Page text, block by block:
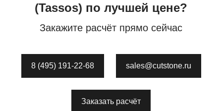
(Tassos) по лучшей цене?
Закажите расчёт прямо сейчас
8 (495) 191-22-68 sales@cutstone.ru
Заказать расчёт